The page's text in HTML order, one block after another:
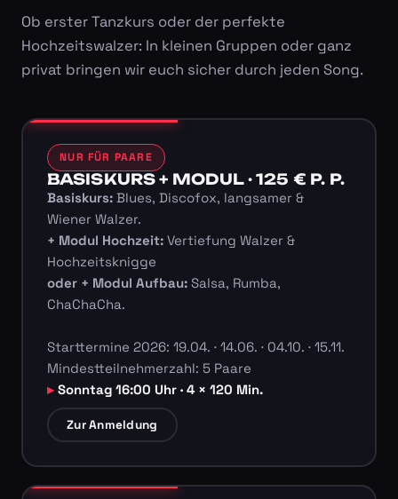
Ob erster Tanzkurs oder der perfekte
Hochzeitswalzer: In kleinen Gruppen oder ganz
privat bringen wir euch sicher durch jeden Song.
NUR FÜR PAARE
BASISKURS + MODUL · 125 € P. P.
Basiskurs:Blues, Discofox, langsamer &
Wiener Walzer.
+ Modul Hochzeit:Vertiefung Walzer &
Hochzeitsknigge
oder + Modul Aufbau:Salsa, Rumba,
ChaChaCha.
Starttermine 2026: 19.04. · 14.06. · 04.10. · 15.11.
Mindestteilnehmerzahl: 5 Paare
Sonntag 16:00 Uhr · 4 × 120 Min.
Zur Anmeldung